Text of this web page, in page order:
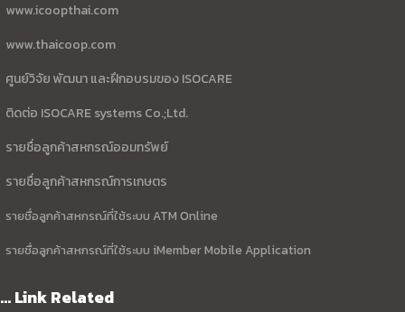
www.icoopthai.com
www.thaicoop.com
ศูนย์วิจัย พัฒนา และฝึกอบรมของ ISOCARE
ติดต่อ ISOCARE systems Co.;Ltd.
รายชื่อลูกค้าสหกรณ์ออมทรัพย์
รายชื่อลูกค้าสหกรณ์การเกษตร
รายชื่อลูกค้าสหกรณ์ที่ใช้ระบบ ATM Online
รายชื่อลูกค้าสหกรณ์ที่ใช้ระบบ iMember Mobile Application
... Link Related